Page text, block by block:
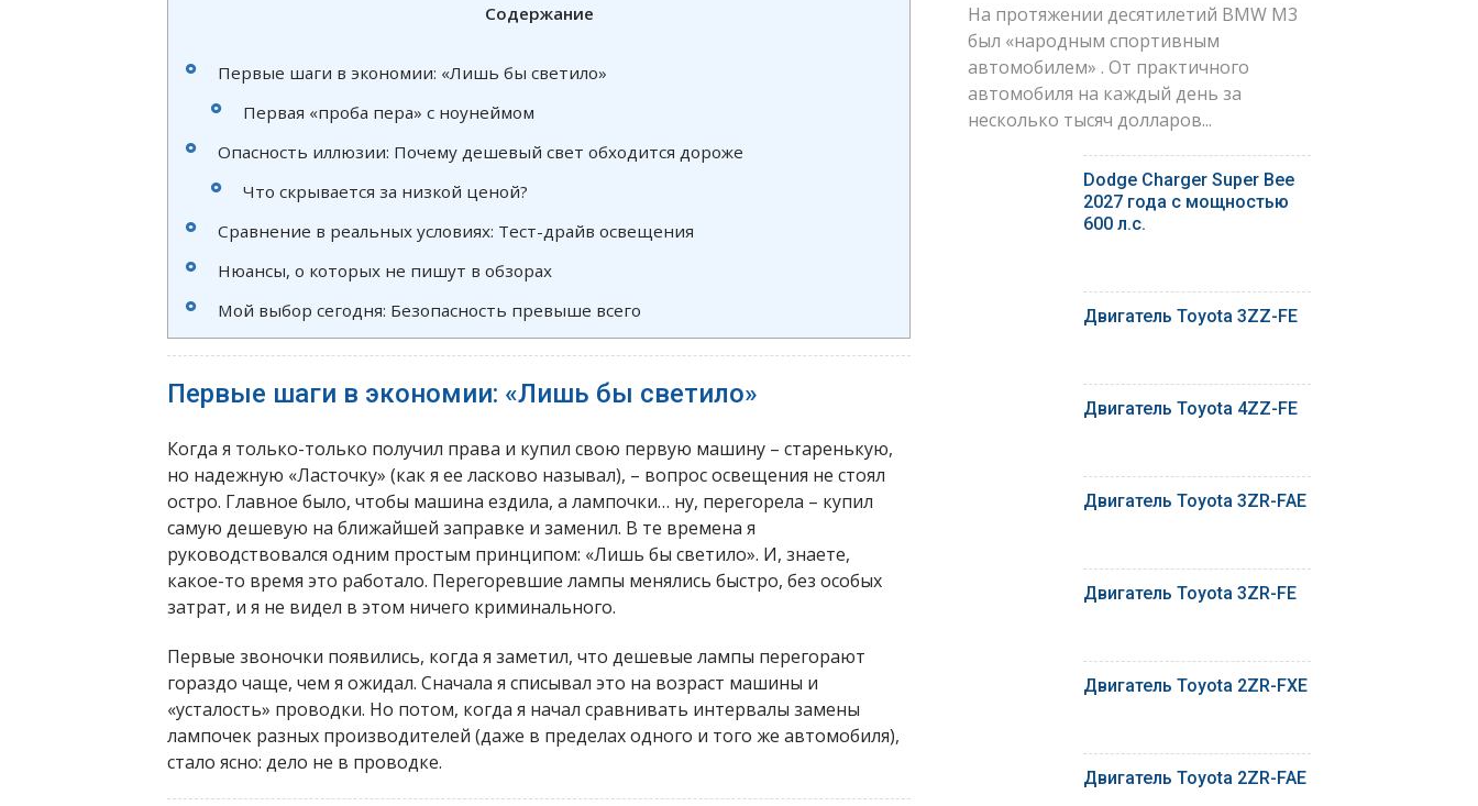
Содержание
Первые шаги в экономии: «Лишь бы светило»
Первая «проба пера» с ноунеймом
Опасность иллюзии: Почему дешевый свет обходится дороже
Что скрывается за низкой ценой?
Сравнение в реальных условиях: Тест-драйв освещения
Нюансы, о которых не пишут в обзорах
Мой выбор сегодня: Безопасность превыше всего
Первые шаги в экономии: «Лишь бы светило»
Когда я только-только получил права и купил свою первую машину – старенькую,
но надежную «Ласточку» (как я ее ласково называл), – вопрос освещения не стоял
остро. Главное было, чтобы машина ездила, а лампочки… ну, перегорела – купил
самую дешевую на ближайшей заправке и заменил. В те времена я
руководствовался одним простым принципом: «Лишь бы светило». И, знаете,
какое-то время это работало. Перегоревшие лампы менялись быстро, без особых
затрат, и я не видел в этом ничего криминального.
Первые звоночки появились, когда я заметил, что дешевые лампы перегорают
гораздо чаще, чем я ожидал. Сначала я списывал это на возраст машины и
«усталость» проводки. Но потом, когда я начал сравнивать интервалы замены
лампочек разных производителей (даже в пределах одного и того же автомобиля),
стало ясно: дело не в проводке.
На протяжении десятилетий BMW M3
был «народным спортивным
автомобилем» . От практичного
автомобиля на каждый день за
несколько тысяч долларов...
Dodge Charger Super Bee
2027 года с мощностью
600 л.с.
Двигатель Toyota 3ZZ-FE
Двигатель Toyota 4ZZ-FE
Двигатель Toyota 3ZR-FAE
Двигатель Toyota 3ZR-FE
Двигатель Toyota 2ZR-FXE
Двигатель Toyota 2ZR-FAE